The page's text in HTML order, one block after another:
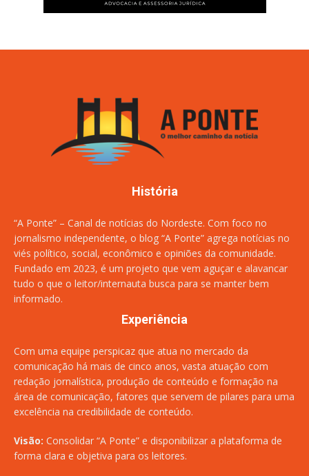
História
“A Ponte” – Canal de notícias do Nordeste. Com foco no
jornalismo independente, o blog “A Ponte” agrega notícias no
viés político, social, econômico e opiniões da comunidade.
Fundado em 2023, é um projeto que vem aguçar e alavancar
tudo o que o leitor/internauta busca para se manter bem
informado.
Experiência
Com uma equipe perspicaz que atua no mercado da
comunicação há mais de cinco anos, vasta atuação com
redação jornalística, produção de conteúdo e formação na
área de comunicação, fatores que servem de pilares para uma
excelência na credibilidade de conteúdo.
Visão: Consolidar “A Ponte” e disponibilizar a plataforma de
forma clara e objetiva para os leitores.